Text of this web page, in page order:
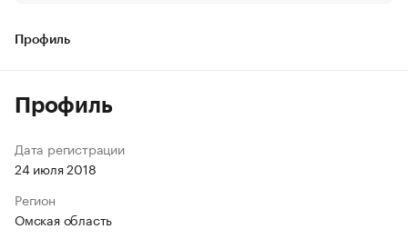
Профиль
Профиль
Дата регистрации
24 июля 2018
Регион
Омская область